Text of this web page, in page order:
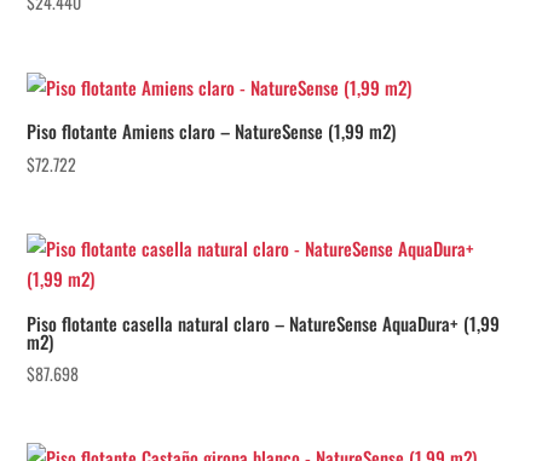
Piso flotante Amiens claro – NatureSense (1,99 m2)
$72.722
Piso flotante casella natural claro – NatureSense AquaDura+ (1,99
m2)
$87.698